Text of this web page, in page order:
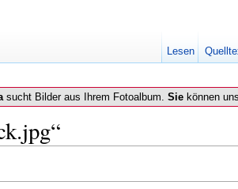
sucht Bilder aus Ihrem Fotoalbum. Sie können
Lesen